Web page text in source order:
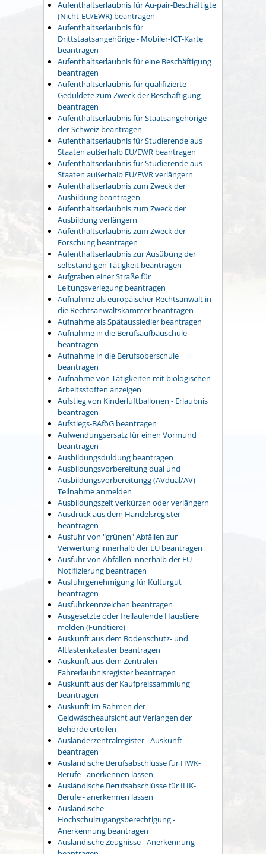
Aufenthaltserlaubnis für Au-pair-Beschäftigte
(Nicht-EU/EWR) beantragen
Aufenthaltserlaubnis für
Drittstaatsangehörige - Mobiler-ICT-Karte
beantragen
Aufenthaltserlaubnis für eine Beschäftigung
beantragen
Aufenthaltserlaubnis für qualifizierte
Geduldete zum Zweck der Beschäftigung
beantragen
Aufenthaltserlaubnis für Staatsangehörige
der Schweiz beantragen
Aufenthaltserlaubnis für Studierende aus
Staaten außerhalb EU/EWR beantragen
Aufenthaltserlaubnis für Studierende aus
Staaten außerhalb EU/EWR verlängern
Aufenthaltserlaubnis zum Zweck der
Ausbildung beantragen
Aufenthaltserlaubnis zum Zweck der
Ausbildung verlängern
Aufenthaltserlaubnis zum Zweck der
Forschung beantragen
Aufenthaltserlaubnis zur Ausübung der
selbständigen Tätigkeit beantragen
Aufgraben einer Straße für
Leitungsverlegung beantragen
Aufnahme als europäischer Rechtsanwalt in
die Rechtsanwaltskammer beantragen
Aufnahme als Spätaussiedler beantragen
Aufnahme in die Berufsaufbauschule
beantragen
Aufnahme in die Berufsoberschule
beantragen
Aufnahme von Tätigkeiten mit biologischen
Arbeitsstoffen anzeigen
Aufstieg von Kinderluftballonen - Erlaubnis
beantragen
Aufstiegs-BAföG beantragen
Aufwendungsersatz für einen Vormund
beantragen
Ausbildungsduldung beantragen
Ausbildungsvorbereitung dual und
Ausbildungsvorbereitungg (AVdual/AV) -
Teilnahme anmelden
Ausbildungszeit verkürzen oder verlängern
Ausdruck aus dem Handelsregister
beantragen
Ausfuhr von "grünen" Abfällen zur
Verwertung innerhalb der EU beantragen
Ausfuhr von Abfällen innerhalb der EU -
Notifizierung beantragen
Ausfuhrgenehmigung für Kulturgut
beantragen
Ausfuhrkennzeichen beantragen
Ausgesetzte oder freilaufende Haustiere
melden (Fundtiere)
Auskunft aus dem Bodenschutz- und
Altlastenkataster beantragen
Auskunft aus dem Zentralen
Fahrerlaubnisregister beantragen
Auskunft aus der Kaufpreissammlung
beantragen
Auskunft im Rahmen der
Geldwäscheaufsicht auf Verlangen der
Behörde erteilen
Ausländerzentralregister - Auskunft
beantragen
Ausländische Berufsabschlüsse für HWK-
Berufe - anerkennen lassen
Ausländische Berufsabschlüsse für IHK-
Berufe - anerkennen lassen
Ausländische
Hochschulzugangsberechtigung -
Anerkennung beantragen
Ausländische Zeugnisse - Anerkennung